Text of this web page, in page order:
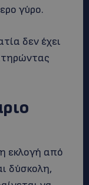
γύρο.
δεν έχει
εκλογή από
δύσκολη,